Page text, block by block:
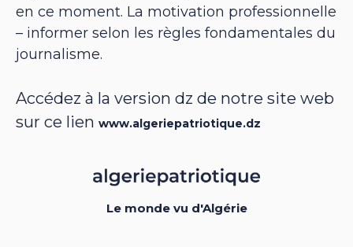
en ce moment. La motivation professionnelle
– informer selon les règles fondamentales du
journalisme.
Accédez à la version dz de notre site web
sur ce lien www.algeriepatriotique.dz
Le monde vu d'Algérie